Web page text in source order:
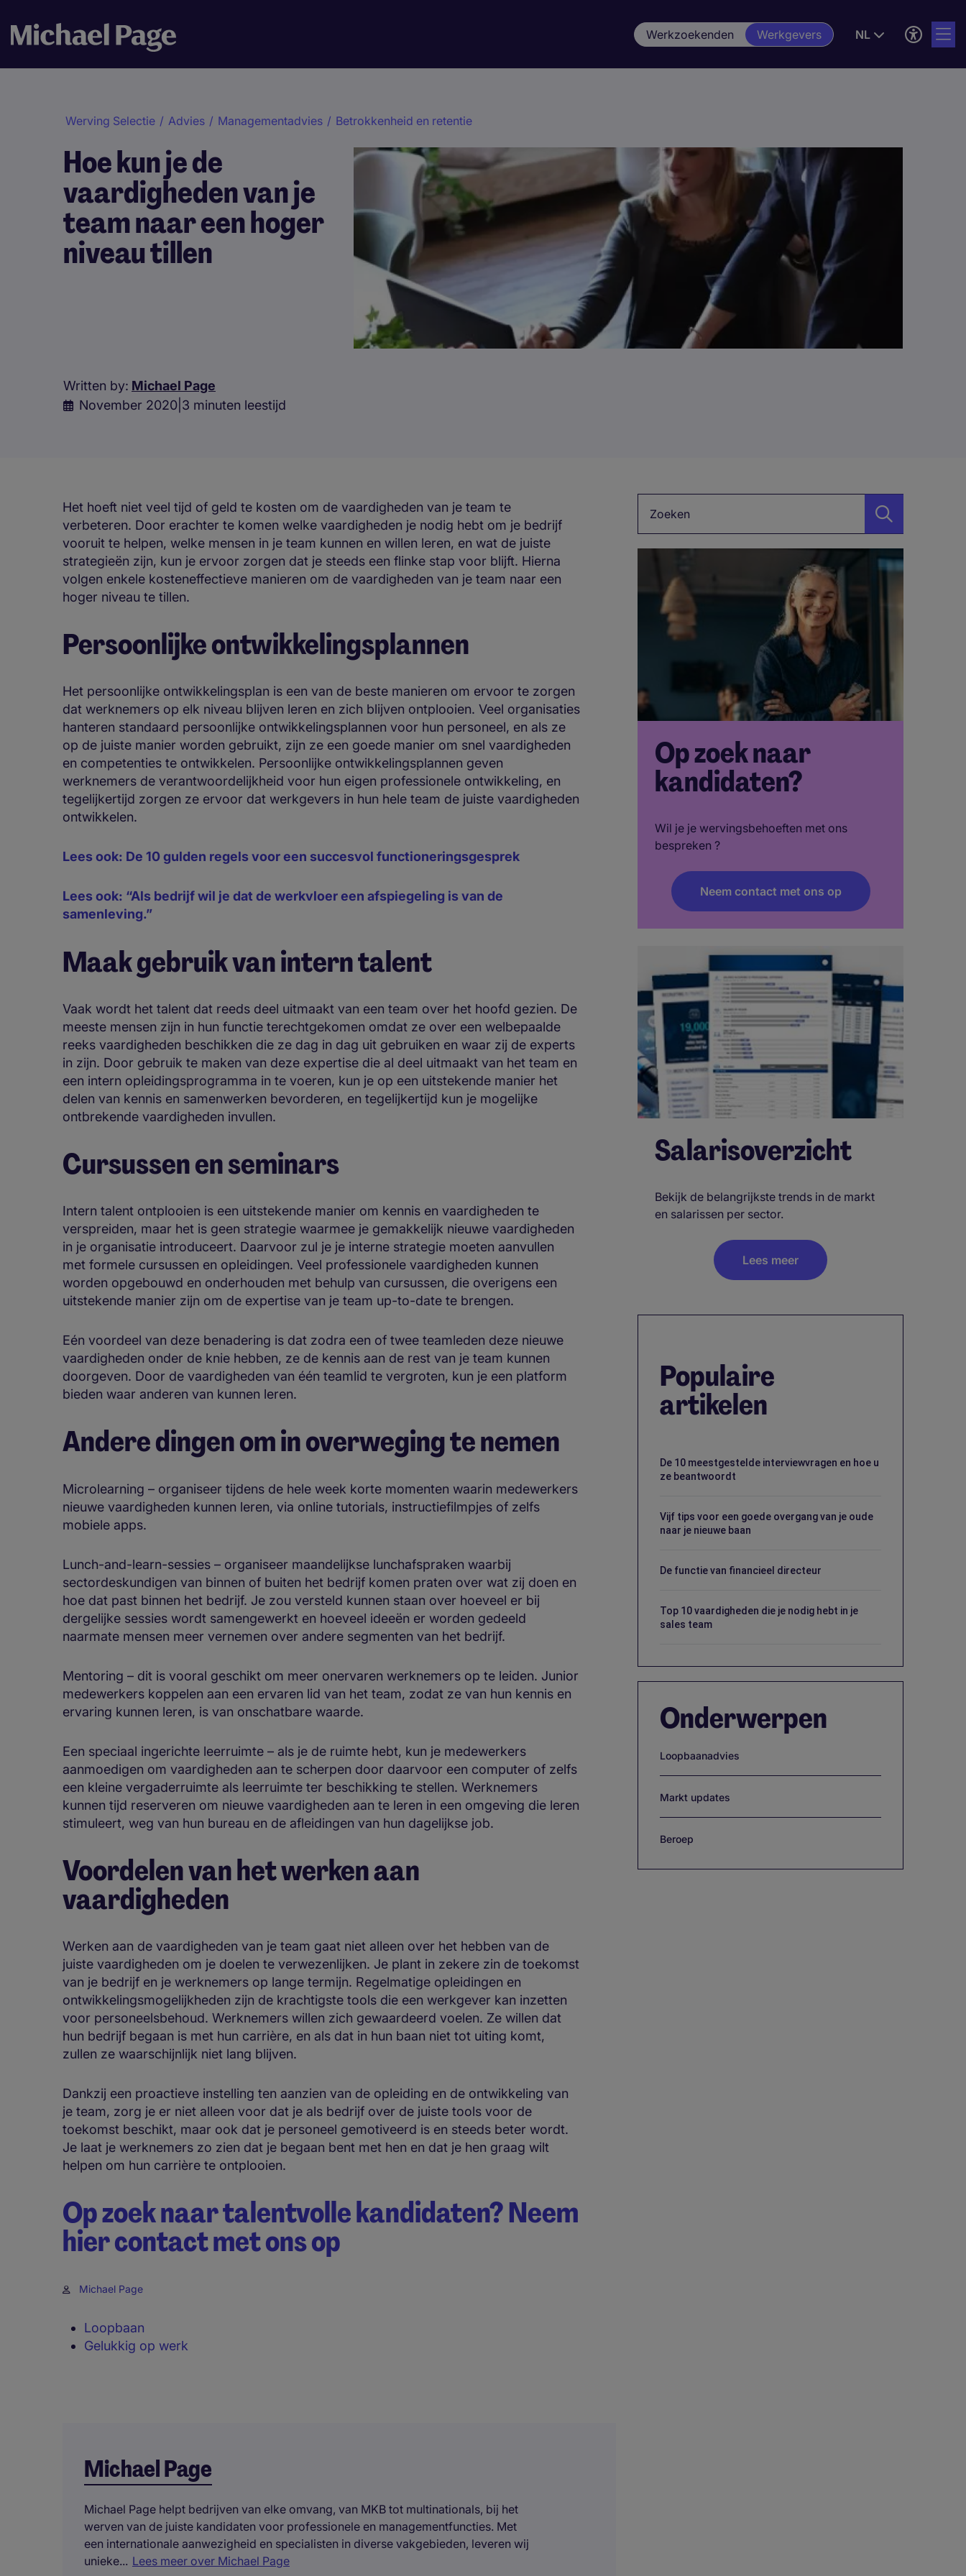
Werkzoekenden Werkgevers NL
Werving Selectie / Advies / Managementadvies / Betrokkenheid en retentie
Hoe kun je de
vaardigheden van je
team naar een hoger
niveau tillen
Written by: Michael Page
November 2020 3 minuten leestijd
Het hoeft niet veel tijd of geld te kosten om de vaardigheden van je team te
verbeteren. Door erachter te komen welke vaardigheden je nodig hebt om je bedrijf
vooruit te helpen, welke mensen in je team kunnen en willen leren, en wat de juiste
strategieën zijn, kun je ervoor zorgen dat je steeds een flinke stap voor blijft. Hierna
volgen enkele kosteneffectieve manieren om de vaardigheden van je team naar een
hoger niveau te tillen.
Persoonlijke ontwikkelingsplannen
Het persoonlijke ontwikkelingsplan is een van de beste manieren om ervoor te zorgen
dat werknemers op elk niveau blijven leren en zich blijven ontplooien. Veel organisaties
hanteren standaard persoonlijke ontwikkelingsplannen voor hun personeel, en als ze
op de juiste manier worden gebruikt, zijn ze een goede manier om snel vaardigheden
en competenties te ontwikkelen. Persoonlijke ontwikkelingsplannen geven
werknemers de verantwoordelijkheid voor hun eigen professionele ontwikkeling, en
tegelijkertijd zorgen ze ervoor dat werkgevers in hun hele team de juiste vaardigheden
ontwikkelen.
Lees ook: De 10 gulden regels voor een succesvol functioneringsgesprek
Lees ook: “Als bedrijf wil je dat de werkvloer een afspiegeling is van de
samenleving.”
Maak gebruik van intern talent
Vaak wordt het talent dat reeds deel uitmaakt van een team over het hoofd gezien. De
meeste mensen zijn in hun functie terechtgekomen omdat ze over een welbepaalde
reeks vaardigheden beschikken die ze dag in dag uit gebruiken en waar zij de experts
in zijn. Door gebruik te maken van deze expertise die al deel uitmaakt van het team en
een intern opleidingsprogramma in te voeren, kun je op een uitstekende manier het
delen van kennis en samenwerken bevorderen, en tegelijkertijd kun je mogelijke
ontbrekende vaardigheden invullen.
Cursussen en seminars
Intern talent ontplooien is een uitstekende manier om kennis en vaardigheden te
verspreiden, maar het is geen strategie waarmee je gemakkelijk nieuwe vaardigheden
in je organisatie introduceert. Daarvoor zul je je interne strategie moeten aanvullen
met formele cursussen en opleidingen. Veel professionele vaardigheden kunnen
worden opgebouwd en onderhouden met behulp van cursussen, die overigens een
uitstekende manier zijn om de expertise van je team up-to-date te brengen.
Eén voordeel van deze benadering is dat zodra een of twee teamleden deze nieuwe
vaardigheden onder de knie hebben, ze de kennis aan de rest van je team kunnen
doorgeven. Door de vaardigheden van één teamlid te vergroten, kun je een platform
bieden waar anderen van kunnen leren.
Andere dingen om in overweging te nemen
Microlearning – organiseer tijdens de hele week korte momenten waarin medewerkers
nieuwe vaardigheden kunnen leren, via online tutorials, instructiefilmpjes of zelfs
mobiele apps.
Lunch-and-learn-sessies – organiseer maandelijkse lunchafspraken waarbij
sectordeskundigen van binnen of buiten het bedrijf komen praten over wat zij doen en
hoe dat past binnen het bedrijf. Je zou versteld kunnen staan over hoeveel er bij
dergelijke sessies wordt samengewerkt en hoeveel ideeën er worden gedeeld
naarmate mensen meer vernemen over andere segmenten van het bedrijf.
Mentoring – dit is vooral geschikt om meer onervaren werknemers op te leiden. Junior
medewerkers koppelen aan een ervaren lid van het team, zodat ze van hun kennis en
ervaring kunnen leren, is van onschatbare waarde.
Een speciaal ingerichte leerruimte – als je de ruimte hebt, kun je medewerkers
aanmoedigen om vaardigheden aan te scherpen door daarvoor een computer of zelfs
een kleine vergaderruimte als leerruimte ter beschikking te stellen. Werknemers
kunnen tijd reserveren om nieuwe vaardigheden aan te leren in een omgeving die leren
stimuleert, weg van hun bureau en de afleidingen van hun dagelijkse job.
Voordelen van het werken aan
vaardigheden
Werken aan de vaardigheden van je team gaat niet alleen over het hebben van de
juiste vaardigheden om je doelen te verwezenlijken. Je plant in zekere zin de toekomst
van je bedrijf en je werknemers op lange termijn. Regelmatige opleidingen en
ontwikkelingsmogelijkheden zijn de krachtigste tools die een werkgever kan inzetten
voor personeelsbehoud. Werknemers willen zich gewaardeerd voelen. Ze willen dat
hun bedrijf begaan is met hun carrière, en als dat in hun baan niet tot uiting komt,
zullen ze waarschijnlijk niet lang blijven.
Dankzij een proactieve instelling ten aanzien van de opleiding en de ontwikkeling van
je team, zorg je er niet alleen voor dat je als bedrijf over de juiste tools voor de
toekomst beschikt, maar ook dat je personeel gemotiveerd is en steeds beter wordt.
Je laat je werknemers zo zien dat je begaan bent met hen en dat je hen graag wilt
helpen om hun carrière te ontplooien.
Op zoek naar talentvolle kandidaten? Neem
hier contact met ons op
Michael Page
Loopbaan
Gelukkig op werk
Op zoek naar
kandidaten?
Wil je je wervingsbehoeften met ons
bespreken ?
Neem contact met ons op
Salarisoverzicht
Bekijk de belangrijkste trends in de markt
en salarissen per sector.
Lees meer
Populaire
artikelen
De 10 meestgestelde interviewvragen en hoe u
ze beantwoordt
Vijf tips voor een goede overgang van je oude
naar je nieuwe baan
De functie van financieel directeur
Top 10 vaardigheden die je nodig hebt in je
sales team
Onderwerpen
Loopbaanadvies
Markt updates
Beroep
Michael Page
Michael Page helpt bedrijven van elke omvang, van MKB tot multinationals, bij het
werven van de juiste kandidaten voor professionele en managementfuncties. Met
een internationale aanwezigheid en specialisten in diverse vakgebieden, leveren wij
unieke... Lees meer over Michael Page